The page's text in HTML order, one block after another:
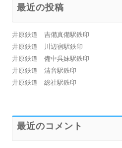
最近の投稿
井原鉄道 吉備真備駅鉄印
井原鉄道 川辺宿駅鉄印
井原鉄道 備中呉妹駅鉄印
井原鉄道 清音駅鉄印
井原鉄道 総社駅鉄印
最近のコメント